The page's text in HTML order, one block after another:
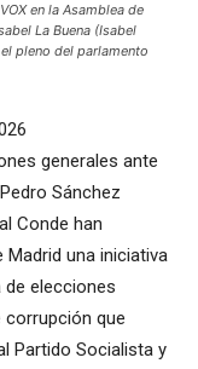
en la Asamblea de
La Buena (Isabel
pleno del parlamento
generales ante
Sánchez
Conde han
Madrid una iniciativa
elecciones
corrupción que
Partido Socialista y